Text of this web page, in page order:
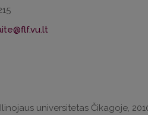
universitetas Čikagoje,